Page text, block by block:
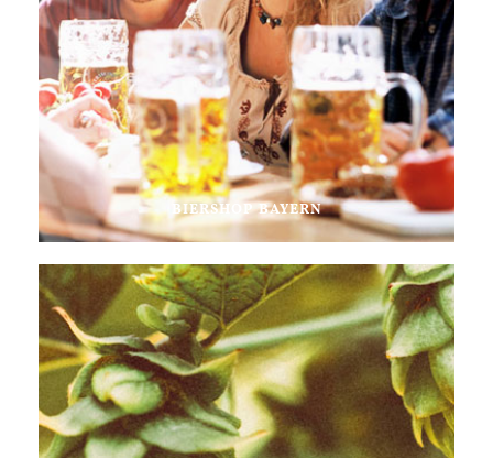
BIERSHOP BAYERN